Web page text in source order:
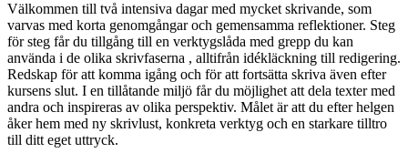
Välkommen till två intensiva dagar med mycket skrivande, som
varvas med korta genomgångar och gemensamma reflektioner. Steg
för steg får du tillgång till en verktygslåda med grepp du kan
använda i de olika skrivfaserna , alltifrån idékläckning till redigering.
Redskap för att komma igång och för att fortsätta skriva även efter
kursens slut. I en tillåtande miljö får du möjlighet att dela texter med
andra och inspireras av olika perspektiv. Målet är att du efter helgen
åker hem med ny skrivlust, konkreta verktyg och en starkare tilltro
till ditt eget uttryck.